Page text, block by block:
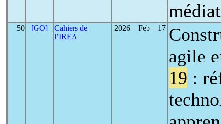
50 [GO]
Cahiers de
l’IREA
2026―Feb―17
agile
19 :